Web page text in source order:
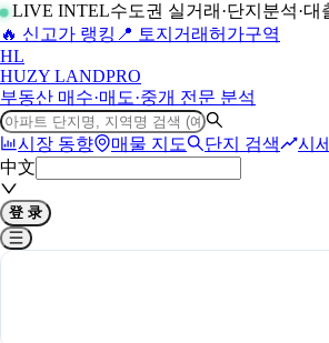
LIVE INTEL수도권 실거래·단지분석·
🔥 신고가 랭킹 📍 토지거래허가구역
HL
HUZY LANDPRO
부동산 매수·매도·중개 전문 분석
시장 동향 매물 지도 단지 검색 시
中文
登 录